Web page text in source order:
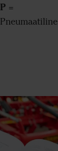
P =
Pneumaatiline